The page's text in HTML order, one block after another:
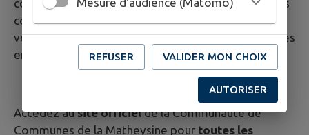
contribuez à la protection de l’environnement. Vous
contribuez également au bon fonctionnement de
vos installations municipales ainsi qu’à la sécurité des
employés qui y travaillent.
Accédez ausite officielde la Communauté de
Communes de la Matheysine pour toutes les
REFUSER VALIDER MON CHOIX
AUTORISER